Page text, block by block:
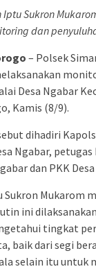
Sukron
dan
– Polsek
Desa Ngabar
Kamis (8/9).
dihadiri
Ngabar,
dan PKK
Sukron Mukarom
ini
tingkat
baik dari segi
selain itu untuk